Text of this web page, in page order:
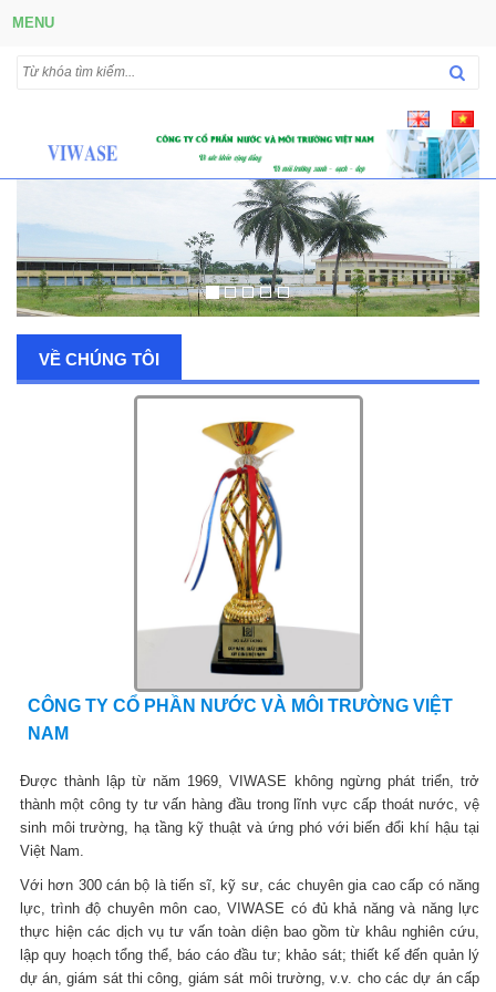
MENU
VỀ CHÚNG TÔI
CÔNG TY CỔ PHẦN NƯỚC VÀ MÔI TRƯỜNG VIỆT
NAM
Được thành lập từ năm 1969, VIWASE không ngừng phát triển, trở
thành một công ty tư vấn hàng đầu trong lĩnh vực cấp thoát nước, vệ
sinh môi trường, hạ tầng kỹ thuật và ứng phó với biến đổi khí hậu tại
Việt Nam.
Với hơn 300 cán bộ là tiến sĩ, kỹ sư, các chuyên gia cao cấp có năng
lực, trình độ chuyên môn cao, VIWASE có đủ khả năng và năng lực
thực hiện các dịch vụ tư vấn toàn diện bao gồm từ khâu nghiên cứu,
lập quy hoạch tổng thể, báo cáo đầu tư; khảo sát; thiết kế đến quản lý
dự án, giám sát thi công, giám sát môi trường, v.v. cho các dự án cấp